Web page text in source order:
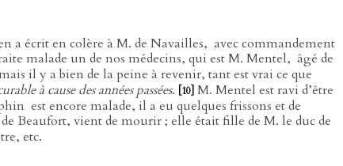
a écrit en colère à M. de Navailles, avec commandement
malade un de nos médecins, qui est M. Mentel, âgé de
il y a bien de la peine à revenir, tant est vrai ce que
à cause des années passées. [10] M. Mentel est ravi d’être
est encore malade, il a eu quelques frissons et de
Beaufort, vient de mourir ; elle était fille de M. le duc de
etc.